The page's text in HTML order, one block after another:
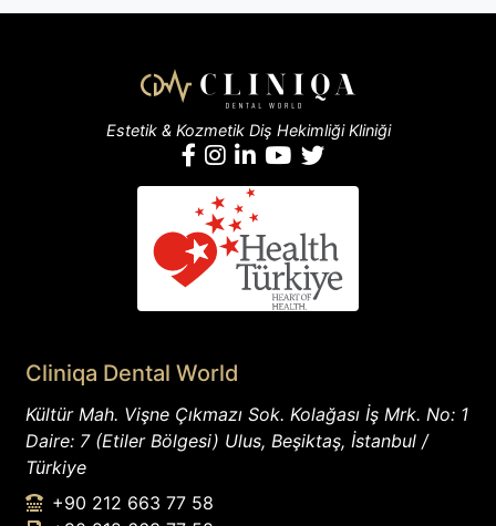
Estetik & Kozmetik Diş Hekimliği Kliniği
Cliniqa Dental World
Kültür Mah. Vişne Çıkmazı Sok. Kolağası İş Mrk. No: 1
Daire: 7 (Etiler Bölgesi) Ulus, Beşiktaş, İstanbul /
Türkiye
+90 212 663 77 58